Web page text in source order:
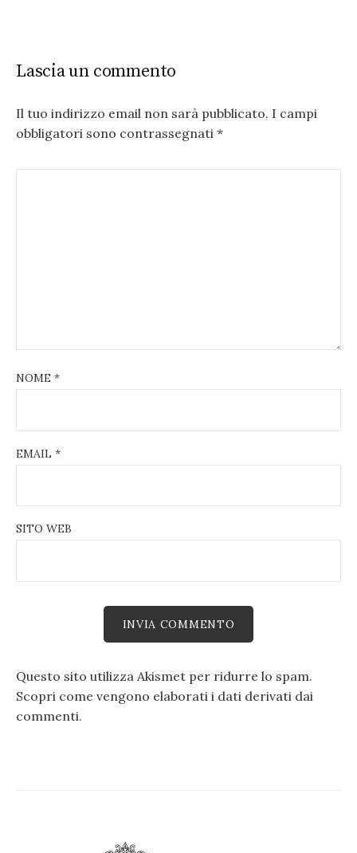
Lascia un commento
Il tuo indirizzo email non sarà pubblicato. I campi
obbligatori sono contrassegnati *
NOME *
EMAIL *
SITO WEB
Questo sito utilizza Akismet per ridurre lo spam.
Scopri come vengono elaborati i dati derivati dai
commenti.